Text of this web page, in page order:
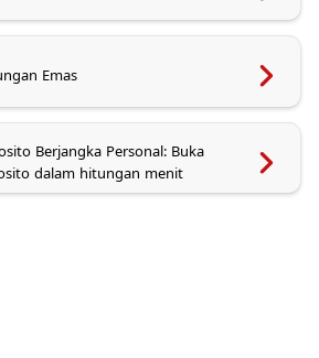
Emas
Berjangka Personal: Buka
dalam hitungan menit